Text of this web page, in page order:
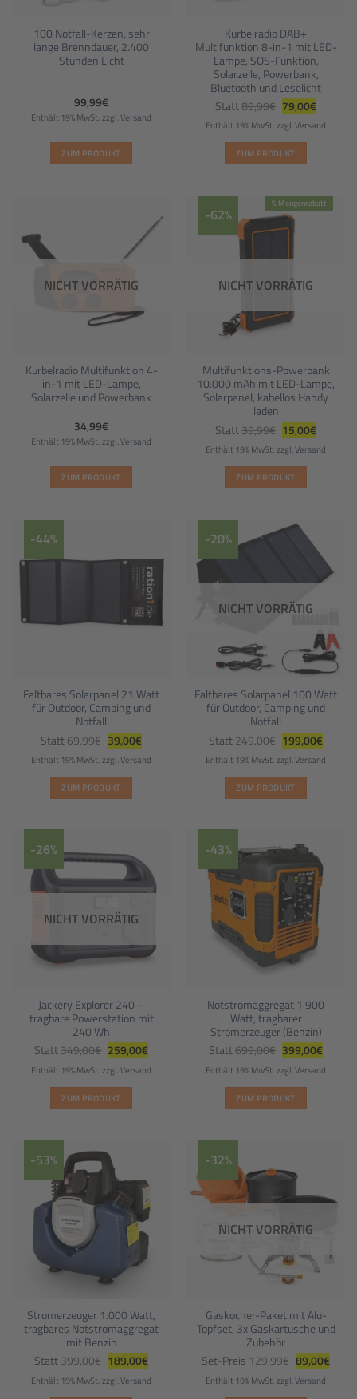
100 Notfall-Kerzen, sehr
lange Brenndauer, 2.400
Stunden Licht
99,99€
Enthält 19% MwSt.zzgl.Versand
ZUM PRODUKT
Kurbelradio DAB+
Multifunktion 8-in-1 mit LED-
Lampe, SOS-Funktion,
Solarzelle, Powerbank,
Bluetooth und Leselicht
Statt 89,99€ Ursprünglicher
Preis
war:
89,99€
79,00€Aktueller
Preis
ist:
79,00€.
Enthält 19% MwSt.zzgl.Versand
ZUM PRODUKT
NICHT VORRÄTIG
Kurbelradio Multifunktion 4-
in-1 mit LED-Lampe,
Solarzelle und Powerbank
34,99€
Enthält 19% MwSt.zzgl.Versand
ZUM PRODUKT
-62%
% Mengenrabatt
NICHT VORRÄTIG
Multifunktions-Powerbank
10.000 mAh mit LED-Lampe,
Solarpanel, kabellos Handy
laden
Statt 39,99€ Ursprünglicher
Preis
war:
39,99€
15,00€Aktueller
Preis
ist:
15,00€.
Enthält 19% MwSt.zzgl.Versand
ZUM PRODUKT
-44%
Faltbares Solarpanel 21 Watt
für Outdoor, Camping und
Notfall
Statt69,99€ Ursprünglicher
Preis
war:
69,99€
39,00€Aktueller
Preis
ist:
39,00€.
Enthält 19% MwSt.zzgl.Versand
ZUM PRODUKT
-20%
NICHT VORRÄTIG
Faltbares Solarpanel 100 Watt
für Outdoor, Camping und
Notfall
Statt 249,00€ Ursprünglicher
Preis
war:
249,00€
199,00€Preis
ist:
Enthält 19% MwSt.zzgl.Versand
ZUM PRODUKT
-26%
NICHT VORRÄTIG
Jackery Explorer 240 –
tragbare Powerstation mit
240 Wh
Statt 349,00€ Ursprünglicher
Preis
war:
349,00€
259,00€Aktueller
Preis
ist:
259,00€.
Enthält 19% MwSt.zzgl.Versand
ZUM PRODUKT
-43%
Notstromaggregat 1.900
Watt, tragbarer
Stromerzeuger (Benzin)
Statt699,00€ Ursprünglicher
Preis
war:
699,00€
399,00€Preis
ist:
Enthält 19% MwSt.zzgl.Versand
ZUM PRODUKT
-53%
Stromerzeuger 1.000 Watt,
tragbares Notstromaggregat
mit Benzin
Statt 399,00€ Ursprünglicher
Preis
war:
399,00€
189,00€Aktueller
Preis
ist:
189,00€.
Enthält 19% MwSt.zzgl.Versand
-32%
NICHT VORRÄTIG
Gaskocher-Paket mit Alu-
Topfset, 3x Gaskartusche und
Zubehör
Set-Preis 129,99€ Preis
war:
129,99€
89,00€Preis
Enthält 19% MwSt.zzgl.Versand